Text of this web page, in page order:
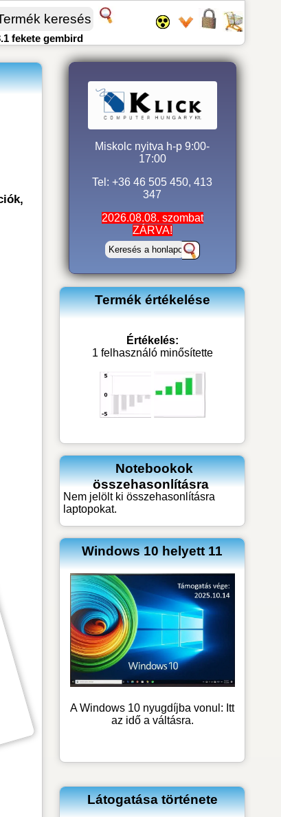
fekete gembird
Miskolc nyitva h-p 9:00-
17:00
Tel: +36 46 505 450, 413
347
2026.08.08. szombat
ZÁRVA!
Termék értékelése
Értékelés:
1 felhasználó minősítette
Notebookok
összehasonlításra
Nem jelölt ki összehasonlításra
laptopokat.
Windows 10 helyett 11
A Windows 10 nyugdíjba vonul: Itt
az idő a váltásra.
Látogatása története